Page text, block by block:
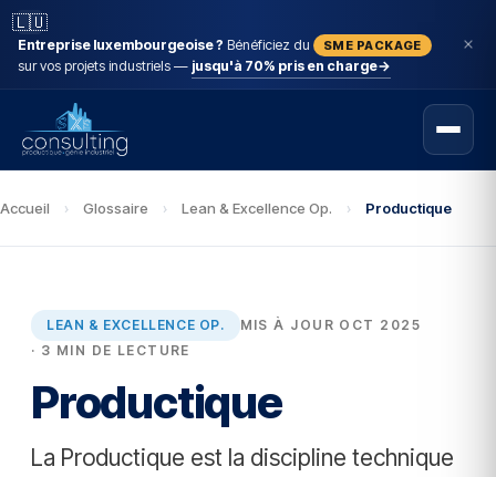
🇱🇺
Entreprise luxembourgeoise ? Bénéficiez du SME PACKAGE
sur vos projets industriels — jusqu'à 70% pris en charge→
Accueil › Glossaire › Lean & Excellence Op. › Productique
LEAN & EXCELLENCE OP.
MIS À JOUR OCT 2025
· 3 MIN DE LECTURE
Productique
La Productique est la discipline technique